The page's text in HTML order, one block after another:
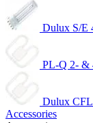
Dulux S/E
PL-Q 2- &
Dulux CFL
Accessories